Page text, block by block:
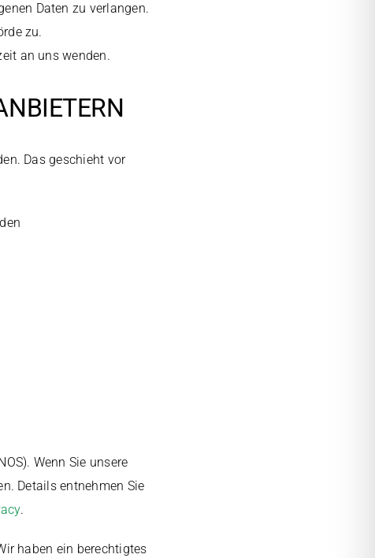
Daten zu verlangen.
zu.
an uns wenden.
Das geschieht vor
Wenn Sie unsere
Details entnehmen Sie
.
haben ein berechtigtes